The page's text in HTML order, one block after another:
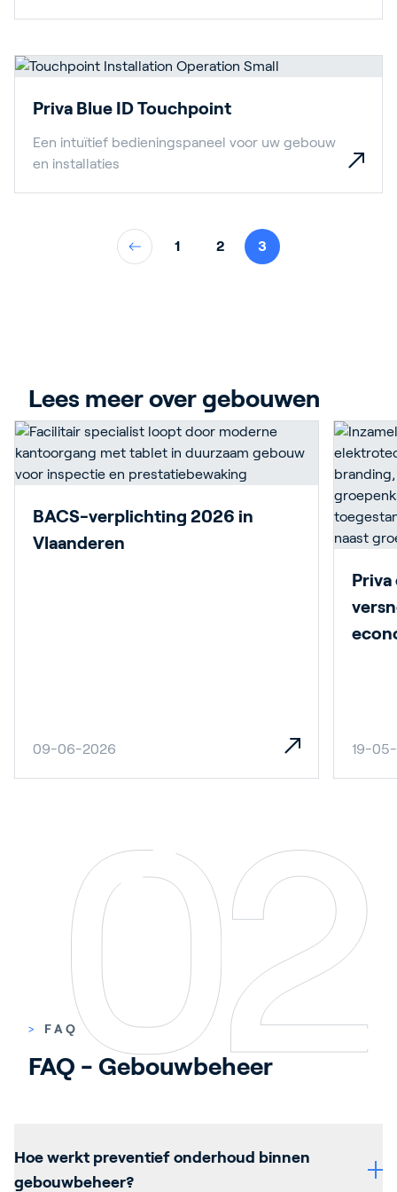
Priva Blue ID Touchpoint
Een intuïtief bedieningspaneel voor uw gebouw
en installaties
1 2 3
Lees meer over gebouwen
BACS-verplichting 2026 in
Vlaanderen
09-06-2026 19-
> FAQ
FAQ - Gebouwbeheer
Hoe werkt preventief onderhoud binnen
gebouwbeheer?